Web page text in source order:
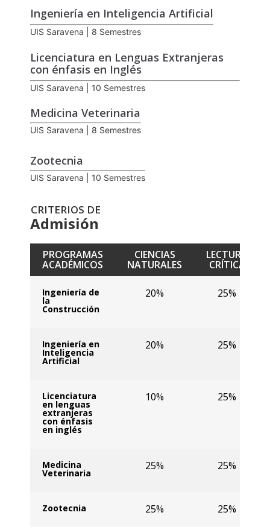
Ingeniería en Inteligencia Artificial
UIS Saravena | 8 Semestres
Licenciatura en Lenguas Extranjeras
con énfasis en Inglés
UIS Saravena | 10 Semestres
Medicina Veterinaria
UIS Saravena | 8 Semestres
Zootecnia
UIS Saravena | 10 Semestres
CRITERIOS DE
Admisión
PROGRAMAS
ACADÉMICOS
CIENCIAS
NATURALES
LECTURA
CRÍTICA
Ingeniería de
la
Construcción
20% 25%
Ingeniería en
Inteligencia
Artificial
20% 25%
Licenciatura
en lenguas
extranjeras
con énfasis
en inglés
10% 25%
Medicina
Veterinaria
25% 25%
Zootecnia 25% 25%